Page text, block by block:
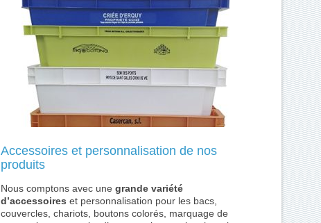
Accessoires et personnalisation de nos
produits
Nous comptons avec une grande variété
d’accessoires et personnalisation pour les bacs,
couvercles, chariots, boutons colorés, marquage de